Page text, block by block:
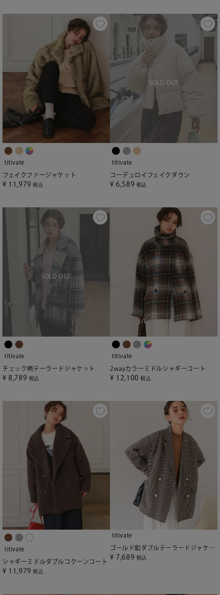
titivate
フェイクファージャケット
¥ 11,979 税込
titivate
コーデュロイフェイクダウン
¥ 6,589 税込
titivate
チェック柄テーラードジャケット
¥ 8,789 税込
titivate
2wayカラーミドルシャギーコート
¥ 12,100 税込
titivate
シャギーミドルダブルコクーンコート
¥ 11,979 税込
titivate
ゴールド釦ダブルテーラードジャケット
¥ 7,689 税込